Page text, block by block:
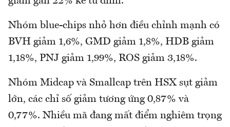
Nhóm blue-chips nhỏ hơn điều chỉnh mạnh có
BVH giảm 1,6%, GMD giảm 1,8%, HDB giảm
1,18%, PNJ giảm 1,99%, ROS giảm 3,18%.
Nhóm Midcap và Smallcap trên HSX sụt giảm
lớn, các chỉ số giảm tương ứng 0,87% và
0,77%. Nhiều mã đang mất điểm nghiêm trọng